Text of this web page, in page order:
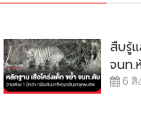
สืบรู้
จนท.
6 สิ